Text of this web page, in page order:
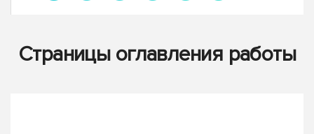
Страницы оглавления работы